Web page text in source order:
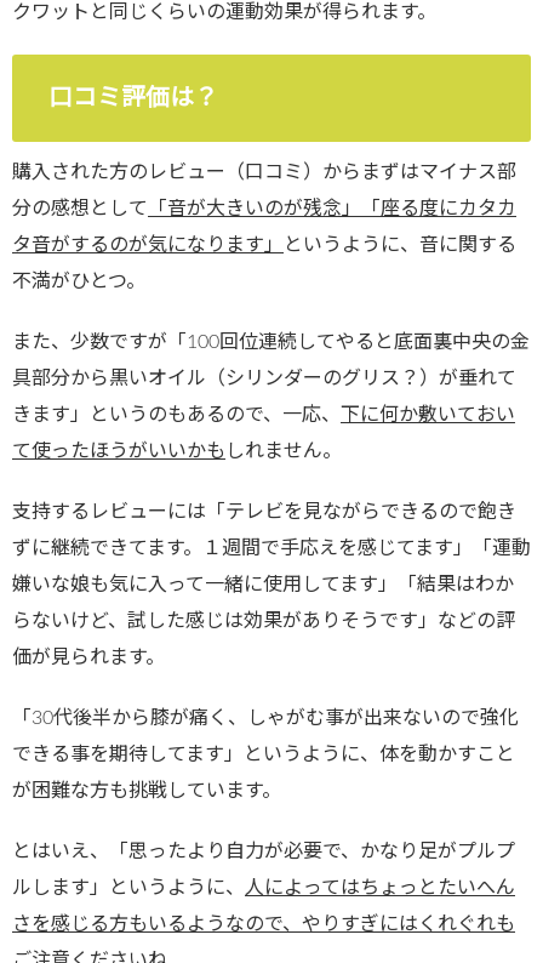
クワットと同じくらいの運動効果が得られます。
口コミ評価は？
購入された方のレビュー（口コミ）からまずはマイナス部
分の感想として
「音が大きいのが残念」「座る度にカタカ
タ音がするのが気になります」
というように、音に関する
不満がひとつ。
また、少数ですが「100回位連続してやると底面裏中央の金
具部分から黒いオイル（シリンダーのグリス？）が垂れて
きます」というのもあるので、一応、
下に何か敷いておい
て使ったほうがいいかも しれません。
支持するレビューには「テレビを見ながらできるので飽き
ずに継続できてます。１週間で手応えを感じてます」「運動
嫌いな娘も気に入って一緒に使用してます」「結果はわか
らないけど、試した感じは効果がありそうです」などの評
価が見られます。
「30代後半から膝が痛く、しゃがむ事が出来ないので強化
できる事を期待してます」というように、体を動かすこと
が困難な方も挑戦しています。
とはいえ、「思ったより自力が必要で、かなり足がプルプ
ルします」というように、
人によってはちょっとたいへん
さを感じる方もいるようなので、やりすぎにはくれぐれも